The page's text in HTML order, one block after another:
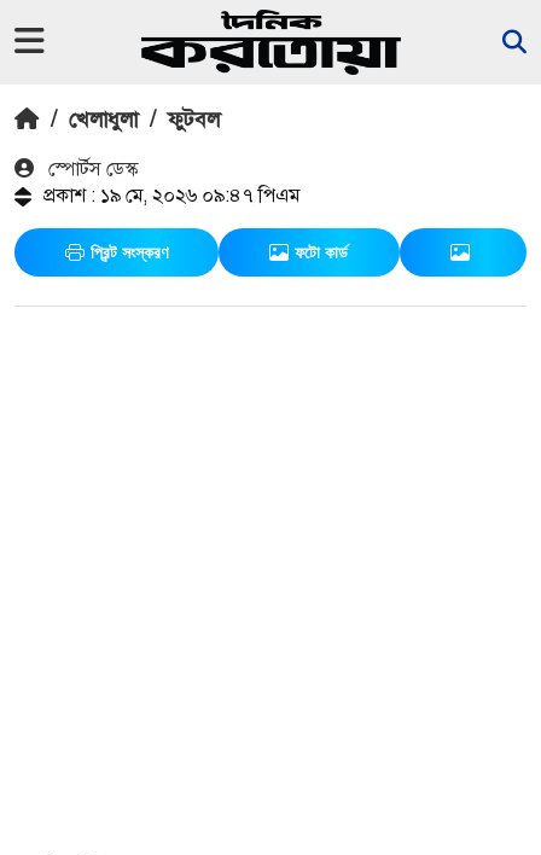
/ খেলাধুলা / ফুটবল
স্পোর্টস ডেস্ক
প্রকাশ : ১৯ মে, ২০২৬ ০৯:৪৭ পিএম
প্রিন্ট সংস্করণ ফটো কার্ড